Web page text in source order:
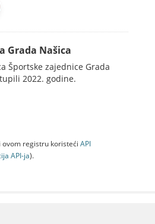
Grada Našica
Športske zajednice Grada
2022. godine.
registru koristeći API
API-jа).